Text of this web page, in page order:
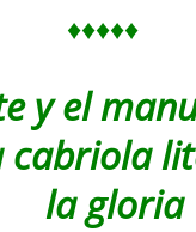
♦♦♦♦♦
y el
la gloria